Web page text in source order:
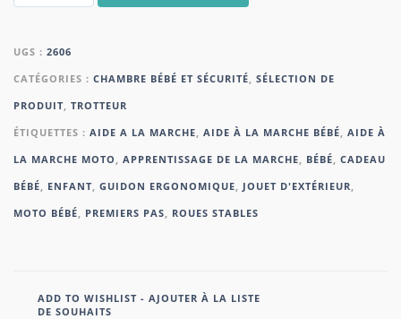
UGS : 2606
CATÉGORIES : CHAMBRE BÉBÉ ET SÉCURITÉ SÉLECTION DE
PRODUIT TROTTEUR
ÉTIQUETTES : AIDE A LA MARCHE AIDE À LA MARCHE BÉBÉ AIDE À
LA MARCHE MOTO
APPRENTISSAGE DE LA MARCHE BÉBÉ CADEAU
BÉBÉ
ENFANT GUIDON ERGONOMIQUE JOUET D'EXTÉRIEUR
MOTO BÉBÉ
PREMIERS PAS ROUES STABLES
ADD TO WISHLIST - AJOUTER À LA LISTE
DE SOUHAITS